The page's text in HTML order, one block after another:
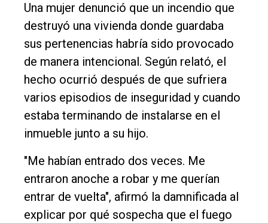
Int.
General
Política
Cultura
Entrevistas
Rural
Fúnebres
Edición
Empresa
Una mujer denunció que un incendio que
destruyó una vivienda donde guardaba
sus pertenencias habría sido provocado
de manera intencional. Según relató, el
hecho ocurrió después de que sufriera
varios episodios de inseguridad y cuando
estaba terminando de instalarse en el
inmueble junto a su hijo.
"Me habían entrado dos veces. Me
entraron anoche a robar y me querían
entrar de vuelta", afirmó la damnificada al
explicar por qué sospecha que el fuego